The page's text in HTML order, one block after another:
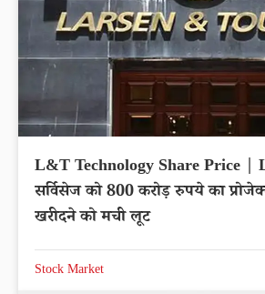
L&T Technology Share Price |
सर्विसेज को 800 करोड़ रुपये का
खरीदने को मची लूट
Stock Market